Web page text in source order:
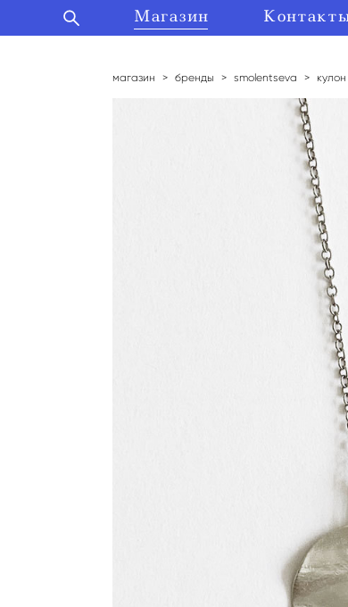
Магазин
Магазин
магазин > бренды > smolentseva >